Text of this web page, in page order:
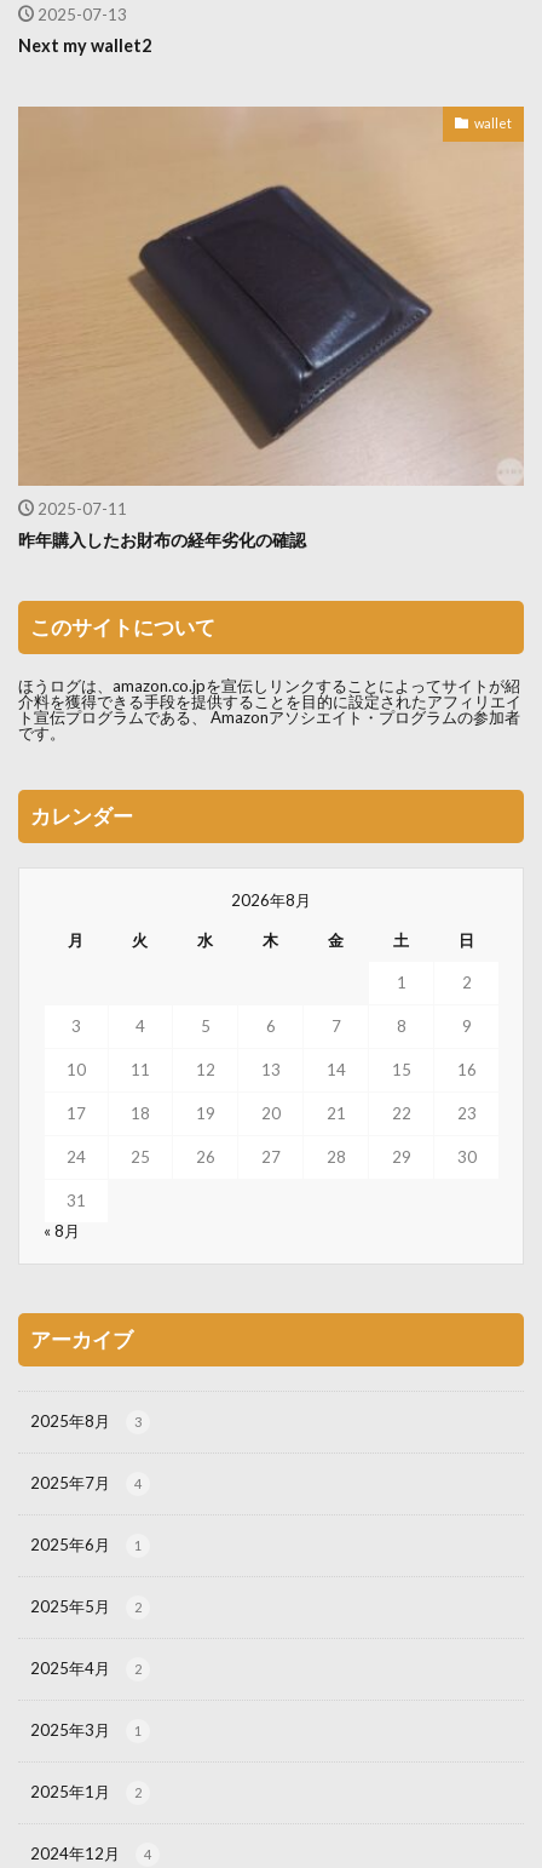
2025-07-13
Next my wallet2
wallet
2025-07-11
昨年購入したお財布の経年劣化の確認
このサイトについて
ほうログは、amazon.co.jpを宣伝しリンクすることによってサイトが紹
介料を獲得できる手段を提供することを目的に設定されたアフィリエイ
ト宣伝プログラムである、 Amazonアソシエイト・プログラムの参加者
です。
カレンダー
2026年8月
月 火 水 木 金 土 日
1 2
3 4 5 6 7 8 9
10 11 12 13 14 15 16
17 18 19 20 21 22 23
24 25 26 27 28 29 30
31
« 8月
アーカイブ
2025年8月 3
2025年7月 4
2025年6月 1
2025年5月 2
2025年4月 2
2025年3月 1
2025年1月 2
2024年12月 4